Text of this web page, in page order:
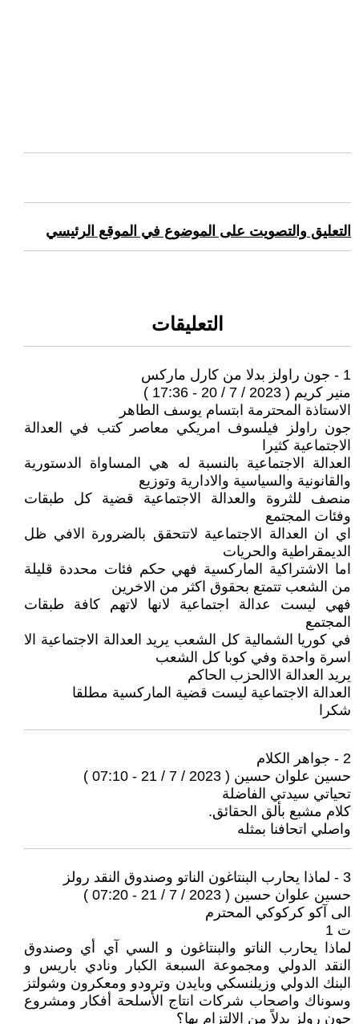
التعليق والتصويت على الموضوع في الموقع الرئيسي
التعليقات
1 - جون راولز بدلا من كارل ماركس
منير كريم ( 2023 / 7 / 20 - 17:36 )
الاستاذة المحترمة ابتسام يوسف الطاهر
جون راولز فيلسوف امريكي معاصر كتب في العدالة
الاجتماعية كثيرا
العدالة الاجتماعية بالنسبة له هي المساواة الدستورية
والقانونية والسياسية والادارية وتوزيع
منصف للثروة والعدالة الاجتماعية قضية كل طبقات
وفئات المجتمع
اي ان العدالة الاجتماعية لاتتحقق بالضرورة الافي ظل
الديمقراطية والحريات
اما الاشتراكية الماركسية فهي حكم فئات محددة قليلة
من الشعب تتمتع بحقوق اكثر من الاخرين
فهي ليست عدالة اجتماعية لانها لاتهم كافة طبقات
المجتمع
في كوريا الشمالية كل الشعب يريد العدالة الاجتماعية الا
اسرة واحدة وفي كوبا كل الشعب
يريد العدالة الاالحزب الحاكم
العدالة الاجتماعية ليست قضية الماركسية مطلقا
شكرا
2 - جواهر الكلام
حسين علوان حسين ( 2023 / 7 / 21 - 07:10 )
تحياتي سيدتي الفاضلة
كلام مشبع بألق الحقائق.
واصلي اتحافنا بمثله
3 - لماذا يحارب البنتاغون الناتو وصندوق النقد رولز
حسين علوان حسين ( 2023 / 7 / 21 - 07:20 )
الى آكو كركوكي المحترم
ت 1
لماذا يحارب الناتو والبنتاغون و السي آي أي وصندوق
النقد الدولي ومجموعة السبعة الكبار ونادي باريس و
البنك الدولي وزيلنسكي وبايدن وترودو ومعكرون وشولتز
وسوناك واصحاب شركات انتاج الأسلحة أفكار ومشروع
جون رولز بدلاً من الالتزام بها؟